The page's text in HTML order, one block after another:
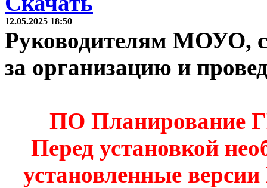
12.05.2025 18:50
Руководителям МОУО,
за организацию и
ПО Планирование
Перед установкой
установленные